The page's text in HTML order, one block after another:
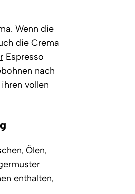
Wenn die
die Crema
Espresso
nach
vollen
Ölen,
enthalten,